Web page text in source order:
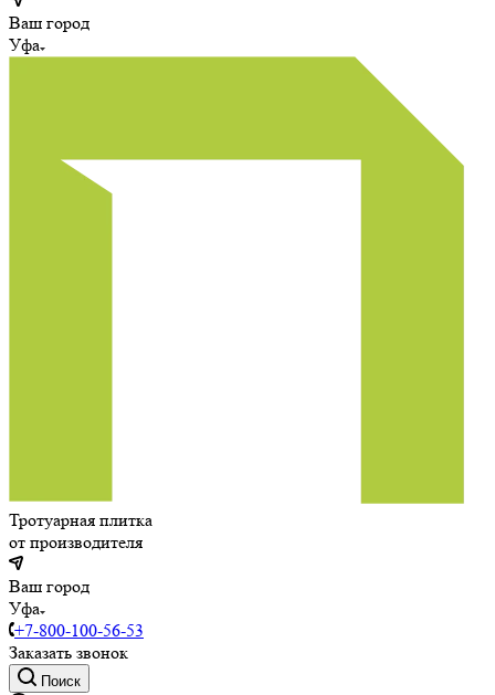
Ваш город
Уфа
Тротуарная плитка
от производителя
Ваш город
Уфа
+7-800-100-56-53
Заказать звонок
Поиск